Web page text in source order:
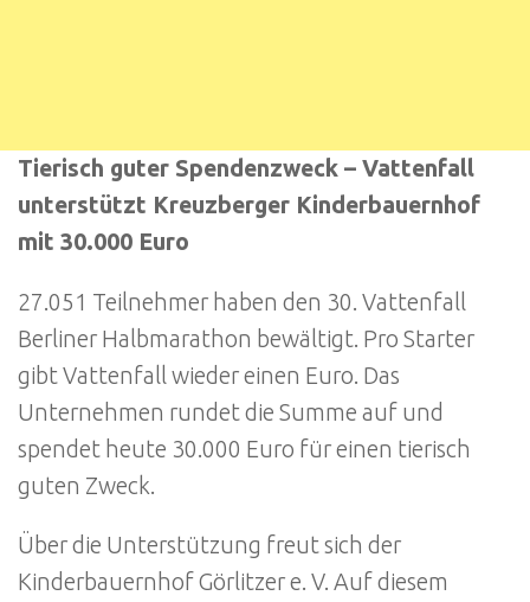
Tierisch guter Spendenzweck – Vattenfall
unterstützt Kreuzberger Kinderbauernhof
mit 30.000 Euro
27.051 Teilnehmer haben den 30. Vattenfall
Berliner Halbmarathon bewältigt. Pro Starter
gibt Vattenfall wieder einen Euro. Das
Unternehmen rundet die Summe auf und
spendet heute 30.000 Euro für einen tierisch
guten Zweck.
Über die Unterstützung freut sich der
Kinderbauernhof Görlitzer e. V. Auf diesem